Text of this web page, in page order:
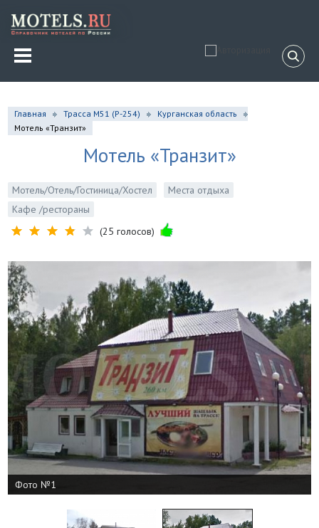
Главная Трасса М51 (P-254)
Курганская область
Мотель «Транзит»
Мотель «Транзит»
Мотель/Отель/Гостиница/Хостел
Места отдыха
Кафе /рестораны
(25 голосов)
Фото №1